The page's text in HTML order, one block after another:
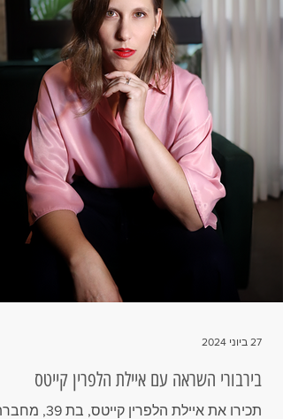
בירבורי השראה עם איילת הלפרין קייטס
תכירו את איילת הלפרין קייטס, בת
27 ביוני 2024